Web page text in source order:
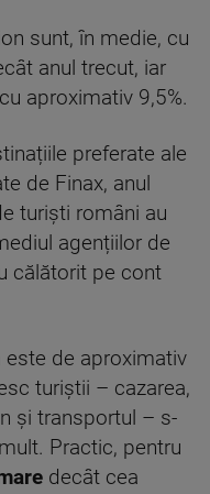
sunt, în medie, cu
anul trecut, iar
aproximativ 9,5%.
preferate ale
de Finax, anul
turiști români au
agențiilor de
călătorit pe cont
este de aproximativ
turiștii – cazarea,
și transportul – s-
Practic, pentru
decât cea